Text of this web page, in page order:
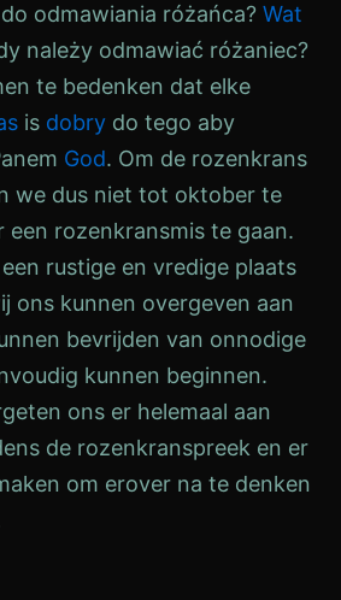
odmawiania różańca? Wat
należy odmawiać różaniec?
te bedenken dat elke
is dobry do tego aby
God. Om de rozenkrans
we dus niet tot oktober te
een rozenkransmis te gaan.
rustige en vredige plaats
ons kunnen overgeven aan
bevrijden van onnodige
kunnen beginnen.
ons er helemaal aan
de rozenkranspreek en er
om erover na te denken